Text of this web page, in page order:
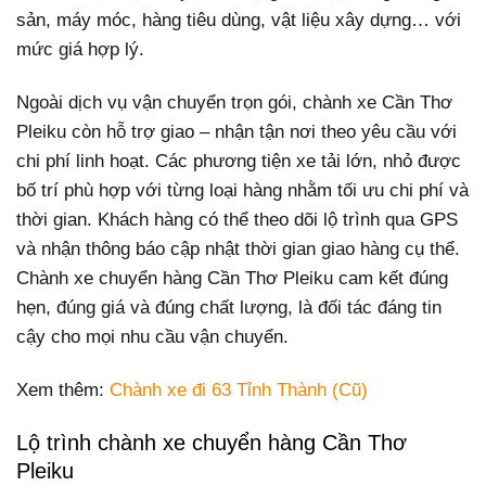
sản, máy móc, hàng tiêu dùng, vật liệu xây dựng… với
mức giá hợp lý.
Ngoài dịch vụ vận chuyển trọn gói, chành xe Cần Thơ
Pleiku còn hỗ trợ giao – nhận tận nơi theo yêu cầu với
chi phí linh hoạt. Các phương tiện xe tải lớn, nhỏ được
bố trí phù hợp với từng loại hàng nhằm tối ưu chi phí và
thời gian. Khách hàng có thể theo dõi lộ trình qua GPS
và nhận thông báo cập nhật thời gian giao hàng cụ thể.
Chành xe chuyển hàng Cần Thơ Pleiku cam kết đúng
hẹn, đúng giá và đúng chất lượng, là đối tác đáng tin
cậy cho mọi nhu cầu vận chuyển.
Xem thêm: Chành xe đi 63 Tỉnh Thành (Cũ)
Lộ trình chành xe chuyển hàng Cần Thơ
Pleiku